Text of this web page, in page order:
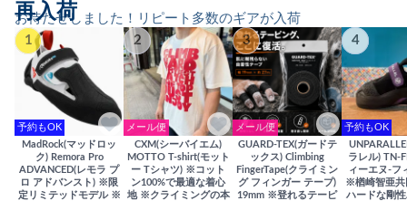
お待たせしました！リピート多数のギアが入荷
再入荷
1
予約もOK
MadRock(マッドロッ
ク) Remora Pro
ADVANCED(レモラ プ
ロ アドバンスト) ※限
定リミテッドモデル ※
2
メール便
CXM(シーバイエム)
MOTTO T-shirt(モット
ー Tシャツ) ※コット
ン100%で最適な着心
地 ※クライミングの本
3
メール便
GUARD-TEX(ガードテ
ックス) Climbing
FingerTape(クライミン
グ フィンガー テープ)
19mm ※登れるテーピ
4
予約もOK
ラレル) TN-
ィーエヌ-フ
※楢崎智亜
ハードな剛